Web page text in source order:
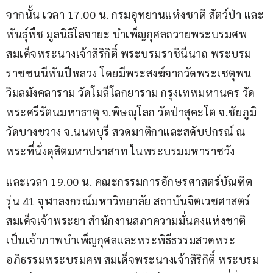
จากนั้น เวลา 17.00 น. กรมอุทยานแห่งชาติ สัตว์ป่า และ
พันธุ์พืช มูลนิธิโลจายะ บำเพ็ญกุศลถวายพระบรมศพ
สมเด็จพระนางเจ้าสิริกิติ์ พระบรมราชินีนาถ พระบรม
ราชชนนีพันปีหลวง โดยมีพระสงฆ์จากวัดพระเชตุพน
วิมลมังคลาราม วัดโมลีโลกยาราม กรุงเทพมหานคร วัด
พระศรีรัตนมหาธาตุ จ.พิษณุโลก วัดป่าสุคะโต จ.ชัยภูมิ
วัดบางขวาง จ.นนทบุรี สวดมาติกาและสดับปกรณ์ ณ
พระที่นั่งดุสิตมหาปราสาท ในพระบรมมหาราชวัง
และเวลา 19.00 น. คณะกรรมการอักษรศาสตร์บัณฑิต
รุ่น 41 จุฬาลงกรณ์มหาวิทยาลัย สถาบันจิตเวชศาสตร์
สมเด็จเจ้าพระยา สำนักงานสภาความมั่นคงแห่งชาติ
เป็นเจ้าภาพบำเพ็ญกุศลและพระพิธีธรรมสวดพระ
อภิธรรมพระบรมศพ สมเด็จพระนางเจ้าสิริกิติ์ พระบรม